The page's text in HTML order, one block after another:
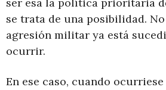
ser esa la política prioritaria
se trata de una posibilidad.
agresión militar ya está
ocurrir.
En ese caso, cuando